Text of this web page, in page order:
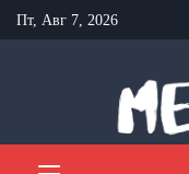
Перейти
к
Пт, Авг 7, 2026